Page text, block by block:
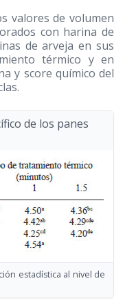
valores de volumen
con harina de
de arveja en sus
térmico y en
y score químico del
de los panes
estadística al nivel de